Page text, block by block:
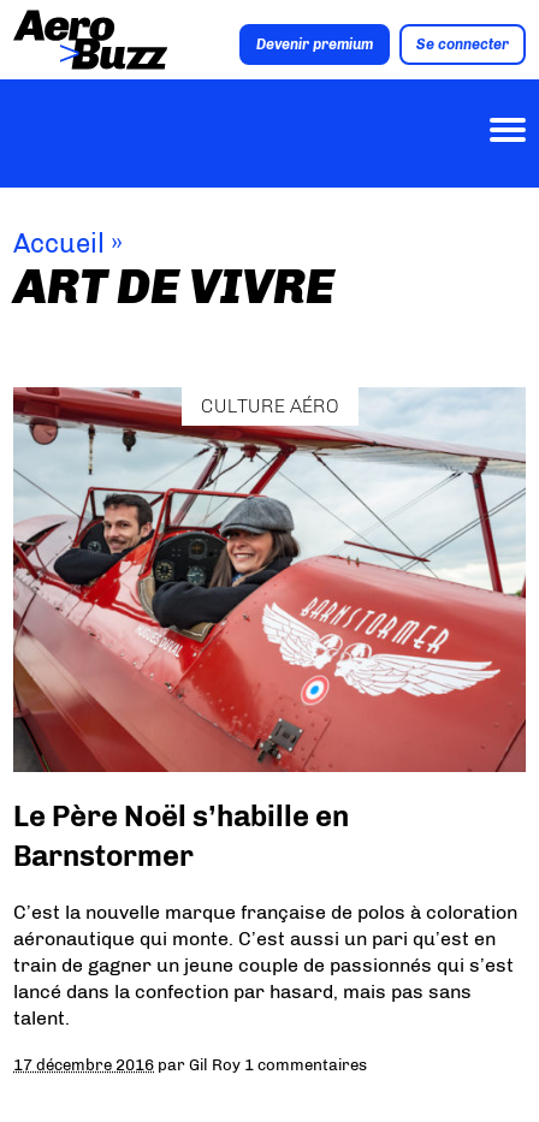
Devenir premium Se connecter
Accueil »
ART DE VIVRE
CULTURE AÉRO
Le Père Noël s’habille en
Barnstormer
C’est la nouvelle marque française de polos à coloration
aéronautique qui monte. C’est aussi un pari qu’est en
train de gagner un jeune couple de passionnés qui s’est
lancé dans la confection par hasard, mais pas sans
talent.
17 décembre 2016 parGil Roy 1 commentaires